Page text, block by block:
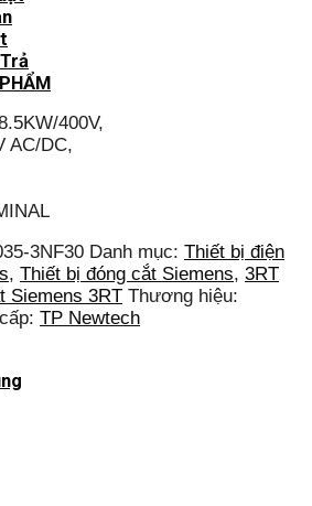
400V,
AC/DC,
3NF30 Danh mục: Thiết bị điện
, Thiết bị đóng cắt Siemens, 3RT
Siemens 3RT Thương hiệu:
TP Newtech